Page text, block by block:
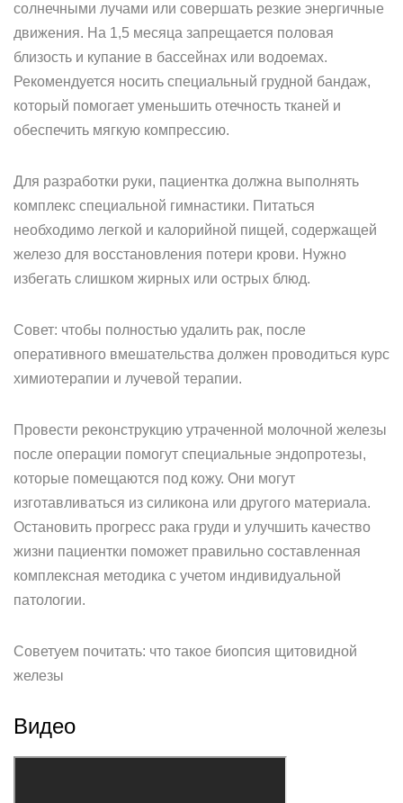
солнечными лучами или совершать резкие энергичные
движения. На 1,5 месяца запрещается половая
близость и купание в бассейнах или водоемах.
Рекомендуется носить специальный грудной бандаж,
который помогает уменьшить отечность тканей и
обеспечить мягкую компрессию.
Для разработки руки, пациентка должна выполнять
комплекс специальной гимнастики. Питаться
необходимо легкой и калорийной пищей, содержащей
железо для восстановления потери крови. Нужно
избегать слишком жирных или острых блюд.
Совет: чтобы полностью удалить рак, после
оперативного вмешательства должен проводиться курс
химиотерапии и лучевой терапии.
Провести реконструкцию утраченной молочной железы
после операции помогут специальные эндопротезы,
которые помещаются под кожу. Они могут
изготавливаться из силикона или другого материала.
Остановить прогресс рака груди и улучшить качество
жизни пациентки поможет правильно составленная
комплексная методика с учетом индивидуальной
патологии.
Советуем почитать: что такое биопсия щитовидной
железы
Видео